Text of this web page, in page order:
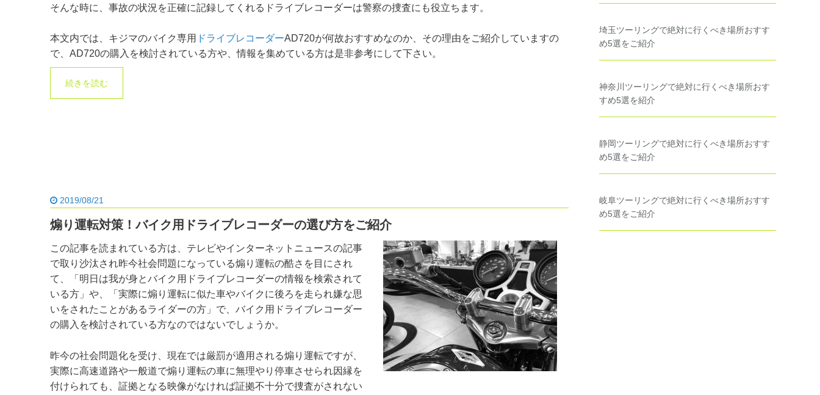
そんな時に、事故の状況を正確に記録してくれるドライブレコーダーは警察の捜査にも役立ちます。
本文内では、キジマのバイク専用 ドライブレコーダーAD720が何故おすすめなのか、その理由をご紹介していますの
で、AD720の購入を検討されている方や、情報を集めている方は是非参考にして下さい。
続きを読む
2019/08/21
煽り運転対策！バイク用ドライブレコーダーの選び方をご紹介
この記事を読まれている方は、テレビやインターネットニュースの記事
で取り沙汰され昨今社会問題になっている煽り運転の酷さを目にされ
て、「明日は我が身とバイク用ドライブレコーダーの情報を検索されて
いる方」や、「実際に煽り運転に似た車やバイクに後ろを走られ嫌な思
いをされたことがあるライダーの方」で、バイク用ドライブレコーダー
の購入を検討されている方なのではないでしょうか。
昨今の社会問題化を受け、現在では厳罰が適用される煽り運転ですが、
実際に高速道路や一般道で煽り運転の車に無理やり停車させられ因縁を
付けられても、証拠となる映像がなければ証拠不十分で捜査がされない
埼玉ツーリングで絶対に行くべき場所おすす
め5選をご紹介
神奈川ツーリングで絶対に行くべき場所おす
すめ5選を紹介
静岡ツーリングで絶対に行くべき場所おすす
め5選をご紹介
岐阜ツーリングで絶対に行くべき場所おすす
め5選をご紹介